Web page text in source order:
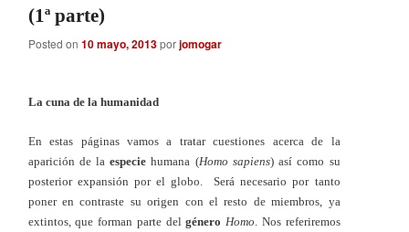
(1ª parte)
Posted on 10 mayo, 2013porjomogar
La cuna de la humanidad
En estas páginas vamos a tratar cuestiones acerca de la
aparición de laespecie humana (Homo sapiens) así como su
posterior expansión por el globo. Será necesario por tanto
poner en contraste su origen con el resto de miembros, ya
extintos, que forman parte delgénero Homo . Nos referiremos